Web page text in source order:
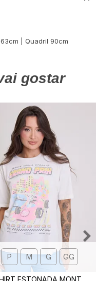
| Quadril 90cm
gostar
P M G GG